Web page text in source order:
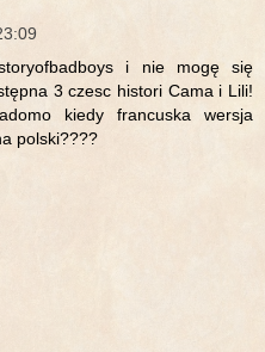
i nie mogę się
3 czesc histori Cama i Lili!
kiedy francuska wersja
polski????